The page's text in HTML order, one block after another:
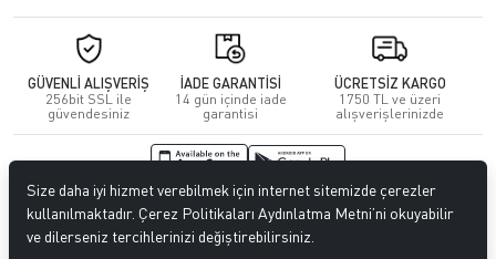
GÜVENLİ ALIŞVERİŞ
256bit SSL ile
güvendesiniz
İADE GARANTİSİ
14 gün içinde iade
garantisi
ÜCRETSİZ KARGO
1750 TL ve üzeri
alışverişlerinizde
© 2026Kuafördepo. Tüm hakları saklıdır.
Size daha iyi hizmet verebilmek için internet sitemizde çerezler
kullanılmaktadır. Çerez Politikaları Aydınlatma Metni’ni okuyabilir
ve dilerseniz tercihlerinizi değiştirebilirsiniz.